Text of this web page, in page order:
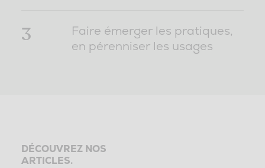
3
Faire émerger les pratiques,
en pérenniser les usages
DÉCOUVREZ NOS
ARTICLES.